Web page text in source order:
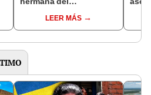
sufrió una lobotomía
LEER MÁS